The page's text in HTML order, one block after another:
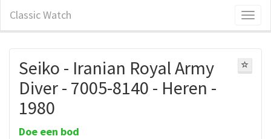
Classic Watch
Seiko - Iranian Royal Army
Diver - 7005-8140 - Heren -
1980
Doe een bod